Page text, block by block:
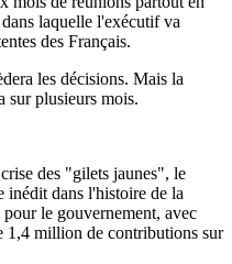
laquelle l'exécutif va
des Français.
les décisions. Mais la
sur plusieurs mois.
des "gilets jaunes", le
inédit dans l'histoire de la
le gouvernement, avec
1,4 million de contributions sur